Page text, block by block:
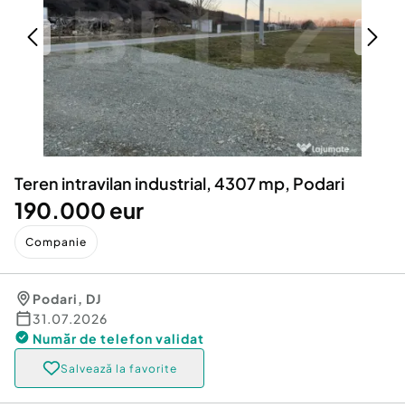
Servicii
Animale de companie
Afaceri și echipamente profesionale
Inchiriere Bunuri si Vehicule
Utilaje agricole si industriale
Piese auto si accesorii
Dacia Duster
Teren intravilan industrial, 4307 mp, Podari
190.000 eur
Companie
Podari, DJ
31.07.2026
Număr de telefon validat
Salvează la favorite